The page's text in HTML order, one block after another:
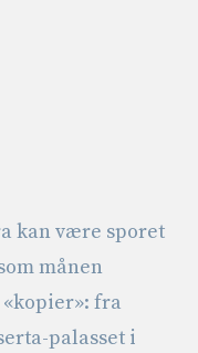
kan være sporet
månen
fra
palasset i